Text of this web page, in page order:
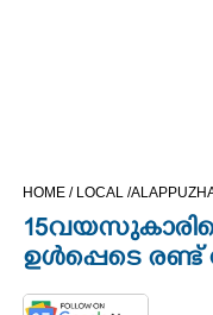
HOME / LOCAL /
ഉൾപ്പെടെ രണ്ട്